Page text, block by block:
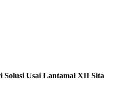
Solusi Usai Lantamal XII Sita